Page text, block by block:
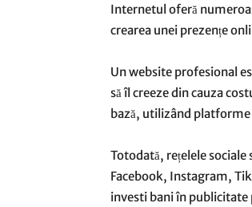
Internetul oferă
crearea unei prezențe
Un website profesional
să îl creeze din cauza
bază, utilizând platforme
Totodată, rețelele
Facebook, Instagram,
investi bani în publicitate